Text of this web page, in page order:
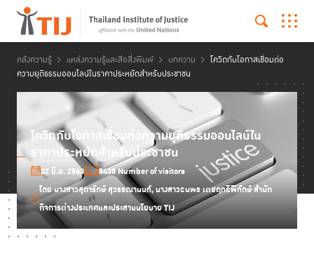
คลังความรู้ แหล่งความรู้และสื่อสิ่งพิมพ์ บทความ
โควิดกับโอกาสเชื่อมต่อ
ความยุติธรรมออนไลน์ในราคาประหยัดสำหรับประชาชน
โควิดกับโอกาสเชื่อมต่อความยุติธรรมออนไลน์ใน
ราคาประหยัดสำหรับประชาชน
22 มิ.ย. 2563
5435 Number of visitors
โดย นางสาวสุดารักษ์ สุวรรณานนท์, นางสาวธนพร เตชฤทธิพิทักษ์ สำนัก
กิจการต่างประเทศและประสานนโยบาย TIJ